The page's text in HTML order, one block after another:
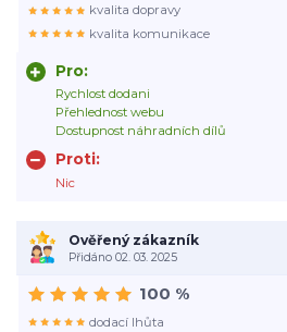
Pro:
Rychlost dodani
Přehlednost webu
Dostupnost náhradních dílů
Proti:
Nic
kvalita dopravy
kvalita komunikace
Ověřený zákazník
Přidáno 02. 03. 2025
100 %
dodací lhůta